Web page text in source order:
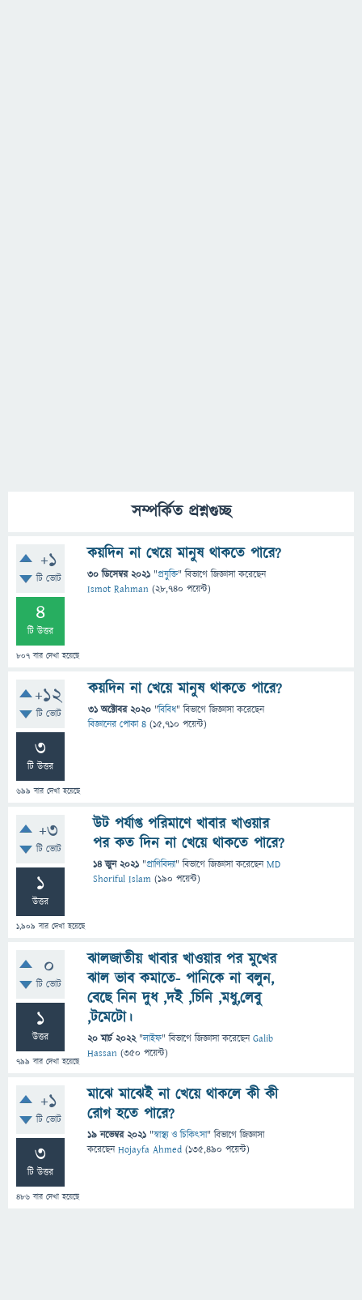
সম্পর্কিত প্রশ্নগুচ্ছ
+1
টি ভোট
4
টি উত্তর
807 বার দেখা হয়েছে
কয়দিন না খেয়ে মানুষ থাকতে পারে?
30 ডিসেম্বর 2021 "প্রযুক্তি" বিভাগে জিজ্ঞাসাকরেছেন
Ismot Rahman (28,740 পয়েন্ট)
+12
টি ভোট
3
টি উত্তর
699 বার দেখা হয়েছে
কয়দিন না খেয়ে মানুষ থাকতে পারে?
31 অক্টোবর 2020 "বিবিধ" বিভাগে জিজ্ঞাসাকরেছেন
বিজ্ঞানের পোকা ৪ (15,710 পয়েন্ট)
+3
টি ভোট
1
উত্তর
1,909 বার দেখা হয়েছে
উট পর্যাপ্ত পরিমাণে খাবার খাওয়ার
পর কত দিন না খেয়ে থাকতে পারে?
14 জুন 2021 "প্রাণিবিদ্যা" বিভাগে জিজ্ঞাসাকরেছেনMD
Shoriful Islam (190 পয়েন্ট)
0
টি ভোট
1
উত্তর
799 বার দেখা হয়েছে
ঝালজাতীয় খাবার খাওয়ার পর মুখের
ঝাল ভাব কমাতে- পানিকে না বলুন,
বেছে নিন দুধ ,দই ,চিনি ,মধু,লেবু
,টমেটো।
20 মার্চ 2022 "লাইফ" বিভাগে জিজ্ঞাসাকরেছেনGalib
Hassan (350 পয়েন্ট)
+1
টি ভোট
3
টি উত্তর
486 বার দেখা হয়েছে
মাঝে মাঝেই না খেয়ে থাকলে কী কী
রোগ হতে পারে?
19 নভেম্বর 2021 "স্বাস্থ্য ও চিকিৎসা" বিভাগে জিজ্ঞাসা
করেছেনHojayfa Ahmed (135,490 পয়েন্ট)